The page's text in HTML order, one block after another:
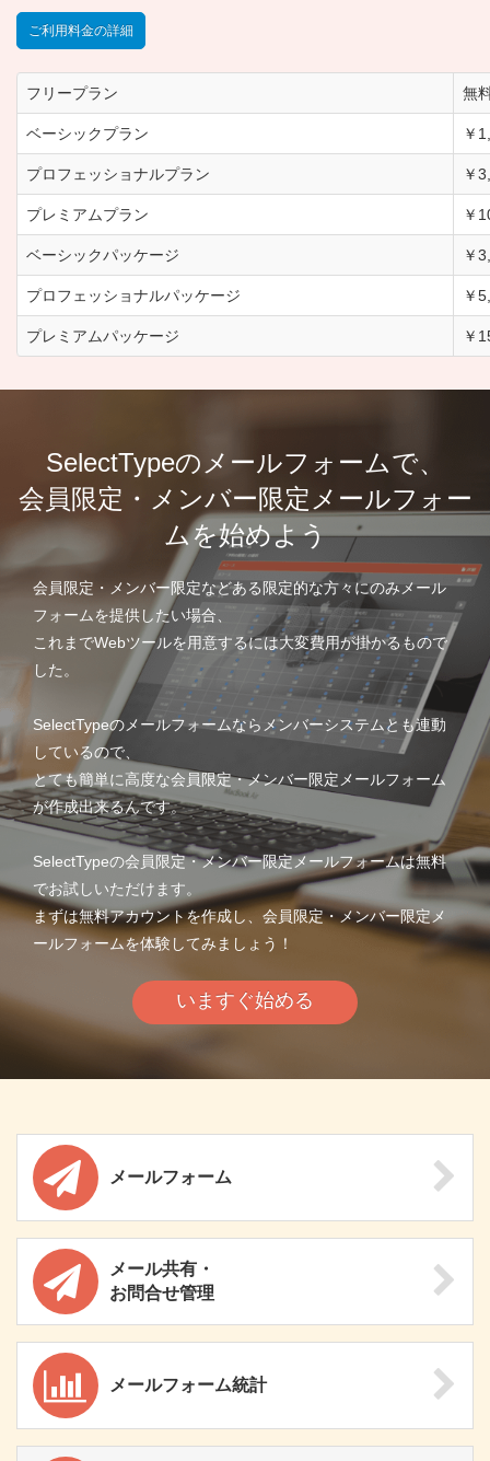
ご利用料金の詳細
フリープラン 無
ベーシックプラン ￥
プロフェッショナルプラン ￥
プレミアムプラン ￥
ベーシックパッケージ ￥
プロフェッショナルパッケージ ￥
プレミアムパッケージ ￥
SelectTypeのメールフォームで、
会員限定・メンバー限定メールフォー
ムを始めよう
会員限定・メンバー限定などある限定的な方々にのみメール
フォームを提供したい場合、
これまでWebツールを用意するには大変費用が掛かるもので
した。
SelectTypeのメールフォームならメンバーシステムとも連動
しているので、
とても簡単に高度な会員限定・メンバー限定メールフォーム
が作成出来るんです。
SelectTypeの会員限定・メンバー限定メールフォームは無料
でお試しいただけます。
まずは無料アカウントを作成し、会員限定・メンバー限定メ
ールフォームを体験してみましょう！
いますぐ始める
メールフォーム
メール共有・
お問合せ管理
メールフォーム統計